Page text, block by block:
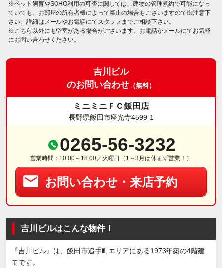
※ペット飼育やSOHO利用の可否に関しては、建物の管理規約で可能になっ
ていても、お部屋の所有者様によって禁止の場合もございますので御注意下
さい。詳細はメールやお電話にてスタッフまでご相談下さい。
※こちら以外にも空室がある場合がございます。お電話かメールにてお気軽
にお問い合わせください。
吉川ビル
のお問い合わせ （無料）
ミニミニＦＣ飯田店
長野県飯田市座光寺4599-1
0265-56-3232
営業時間：10:00～18:00／火曜日（1～3月は休まず営業！）
お問い合わせ・来店予約
吉川ビルはこんな物件！
『吉川ビル』は、飯田市追手町エリアにある1973年築の4階建
てです。